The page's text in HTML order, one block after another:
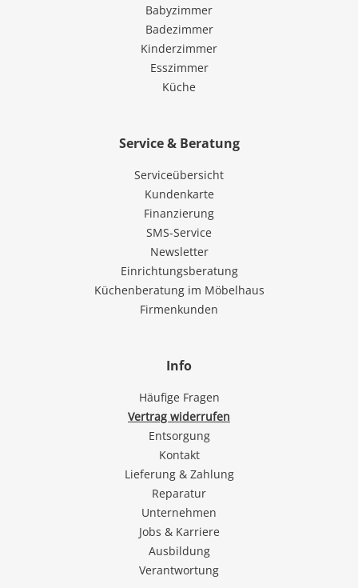
Babyzimmer
Badezimmer
Kinderzimmer
Esszimmer
Küche
Service & Beratung
Serviceübersicht
Kundenkarte
Finanzierung
SMS-Service
Newsletter
Einrichtungsberatung
Küchenberatung im Möbelhaus
Firmenkunden
Info
Häufige Fragen
Vertrag widerrufen
Entsorgung
Kontakt
Lieferung & Zahlung
Reparatur
Unternehmen
Jobs & Karriere
Ausbildung
Verantwortung